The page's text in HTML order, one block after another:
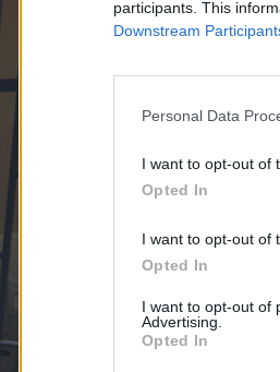
participants. This
Downstream
Personal Data
I want to opt-out of
Opted In
I want to opt-out of
Opted In
I want to opt-out of
Advertising.
Opted In